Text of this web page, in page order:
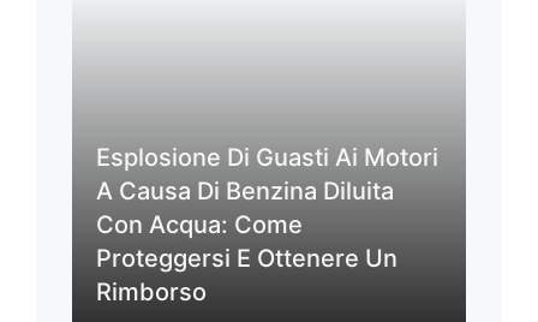
Esplosione Di Guasti Ai Motori
A Causa Di Benzina Diluita
Con Acqua: Come
Proteggersi E Ottenere Un
Rimborso